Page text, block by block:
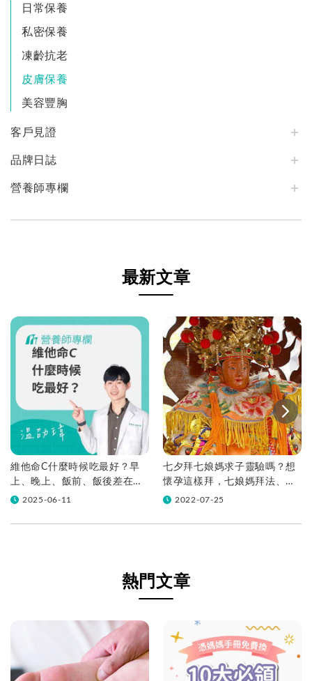
日常保養
私密保養
凍齡抗老
皮膚保養
美容豐胸
客戶見證
品牌日誌
營養師專欄
最新文章
維他命C什麼時候吃最好？早
上、晚上、飯前、飯後差在
哪？2025-06-11
七夕拜七娘媽求子靈驗嗎？想
懷孕這樣拜，七娘媽拜法、供
品、地點一次看
2022-07-25
熱門文章